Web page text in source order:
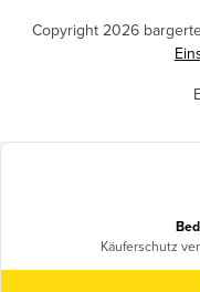
Copyright 2026